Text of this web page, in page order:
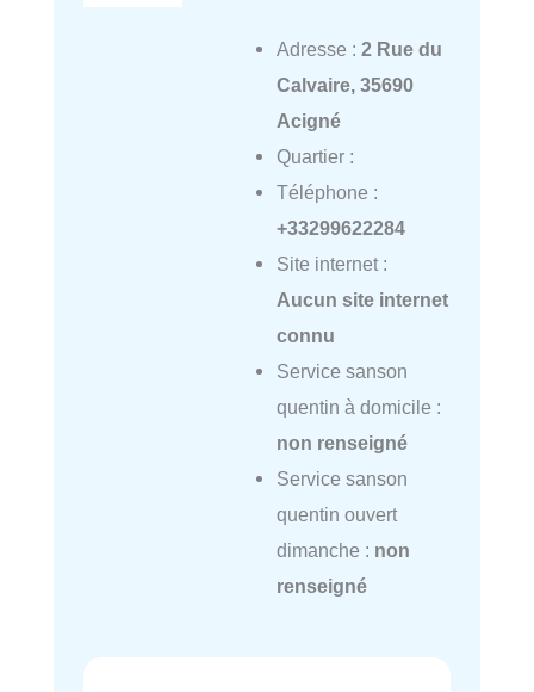
Adresse : 2 Rue du
Calvaire, 35690
Acigné
Quartier :
Téléphone :
+33299622284
Site internet :
Aucun site internet
connu
Service sanson
quentin à domicile :
non renseigné
Service sanson
quentin ouvert
dimanche : non
renseigné